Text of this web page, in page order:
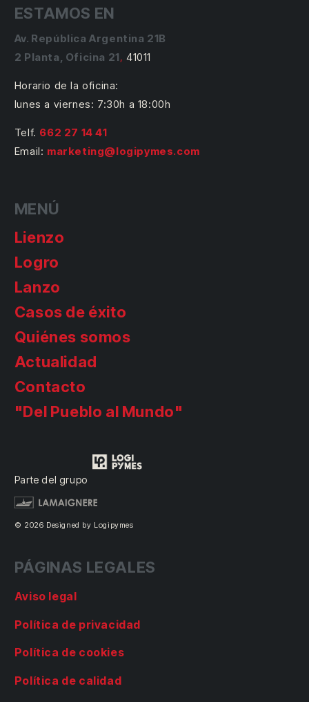
Parte del grupo
© 2026 Designed by Logipymes
ESTAMOS EN
Av. República Argentina 21B
2 Planta, Oficina 21, 41011
Horario de la oficina:
lunes a viernes: 7:30h a 18:00h
Telf. 662 27 14 41
Email: marketing@logipymes.com
MENÚ
Lienzo
Logro
Lanzo
Casos de éxito
Quiénes somos
Actualidad
Contacto
"Del Pueblo al Mundo"
PÁGINAS LEGALES
Aviso legal
Política de privacidad
Política de cookies
Política de calidad